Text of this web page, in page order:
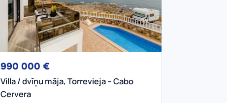
990 000 €
Villa / dvīņu māja, Torrevieja – Cabo
Cervera